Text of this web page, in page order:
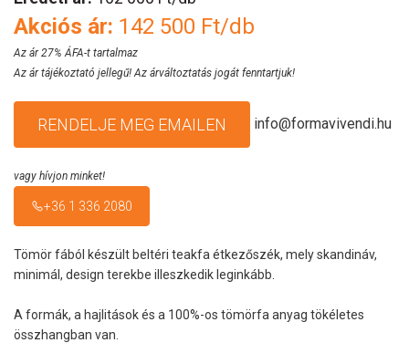
Akciós ár: 142 500 Ft/db
Az ár 27% ÁFA-t tartalmaz
Az ár tájékoztató jellegű! Az árváltoztatás jogát fenntartjuk!
RENDELJE MEG EMAILEN info@formavivendi.hu
vagy hívjon minket!
+36 1 336 2080
Tömör fából készült beltéri teakfa étkezőszék, mely skandináv,
minimál, design terekbe illeszkedik leginkább.
A formák, a hajlitások és a 100%-os tömörfa anyag tökéletes
összhangban van.